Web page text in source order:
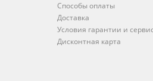
Способы оплаты
Доставка
Условия гарантии и
Дисконтная карта